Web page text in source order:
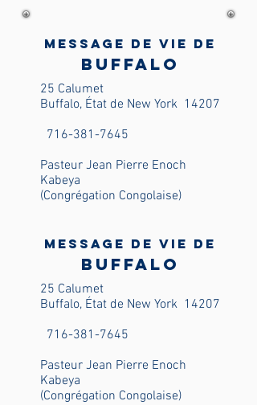
Message de vie de
Buffalo
25 Calumet
Buffalo, État de New York 14207
716-381-7645
Pasteur Jean Pierre Enoch
Kabeya
(Congrégation Congolaise)
Message de vie de
Buffalo
25 Calumet
Buffalo, État de New York 14207
716-381-7645
Pasteur Jean Pierre Enoch
Kabeya
(Congrégation Congolaise)